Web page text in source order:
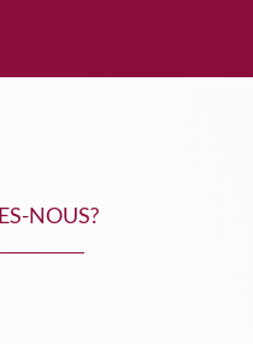
NOUS?